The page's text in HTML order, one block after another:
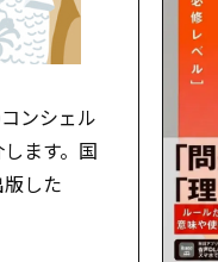
ンシェル
ます。国
した